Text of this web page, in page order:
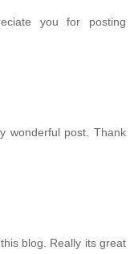
you for posting
wonderful post. Thank
blog. Really its great